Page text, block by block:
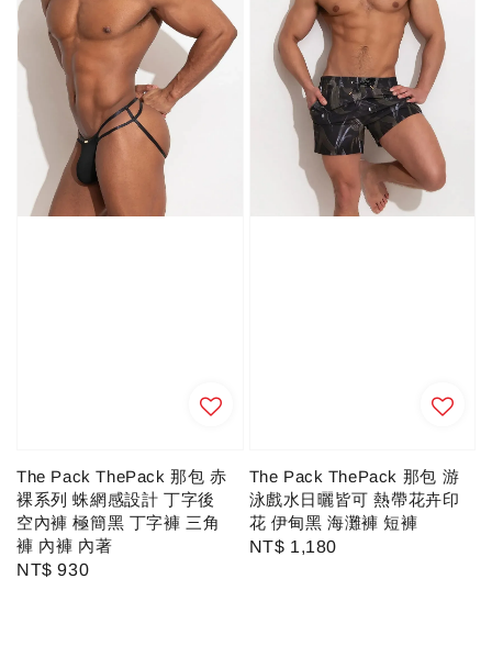
The Pack ThePack 那包 赤
裸系列 蛛網感設計 丁字後
空內褲 極簡黑 丁字褲 三角
褲 內褲 內著
Regular
NT$ 930
The Pack ThePack 那包 游
泳戲水日曬皆可 熱帶花卉印
花 伊甸黑 海灘褲 短褲
Regular
NT$ 1,180